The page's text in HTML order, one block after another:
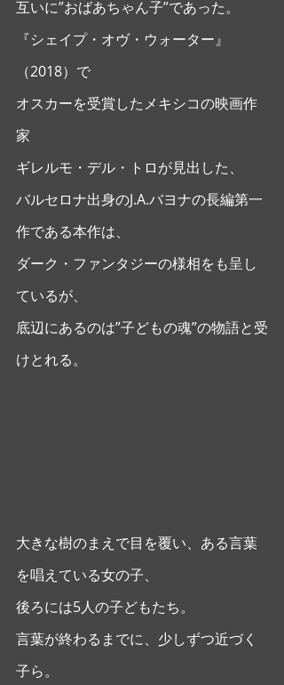
互いに”おばあちゃん子”であった。
『シェイプ・オヴ・ウォーター』
（2018）で
オスカーを受賞したメキシコの映画作
家
ギレルモ・デル・トロが見出した、
バルセロナ出身のJ.A.バヨナの長編第一
作である本作は、
ダーク・ファンタジーの様相をも呈し
ているが、
底辺にあるのは”子どもの魂”の物語と受
けとれる。
大きな樹のまえで目を覆い、ある言葉
を唱えている女の子、
後ろには5人の子どもたち。
言葉が終わるまでに、少しずつ近づく
子ら。